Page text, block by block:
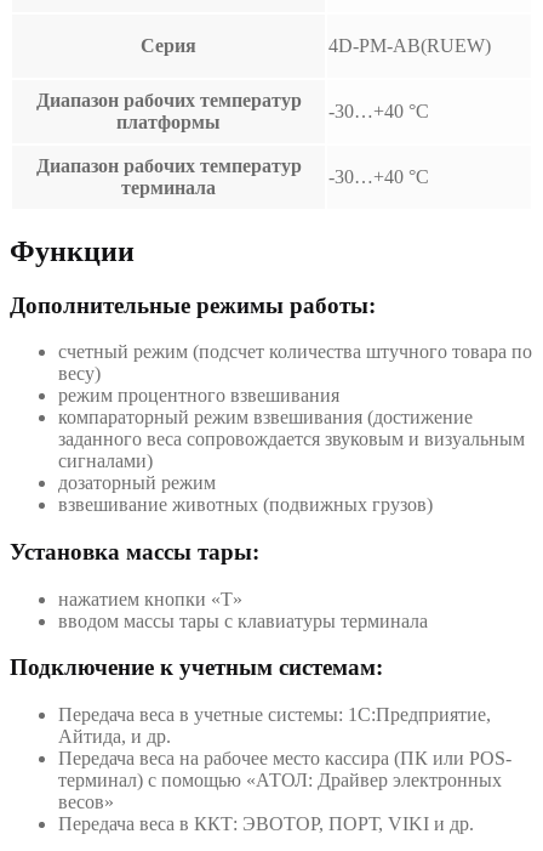
Серия 4D-PM-AB(RUEW)
Диапазон рабочих температур
платформы
-30…+40 °С
Диапазон рабочих температур
терминала
-30…+40 °С
Функции
Дополнительные режимы работы:
счетный режим (подсчет количества штучного товара по
весу)
режим процентного взвешивания
компараторный режим взвешивания (достижение
заданного веса сопровождается звуковым и визуальным
сигналами)
дозаторный режим
взвешивание животных (подвижных грузов)
Установка массы тары:
нажатием кнопки «T»
вводом массы тары с клавиатуры терминала
Подключение к учетным системам:
Передача веса в учетные системы: 1С:Предприятие,
Айтида, и др.
Передача веса на рабочее место кассира (ПК или POS-
терминал) с помощью «АТОЛ: Драйвер электронных
весов»
Передача веса в ККТ: ЭВОТОР, ПОРТ, VIKI и др.